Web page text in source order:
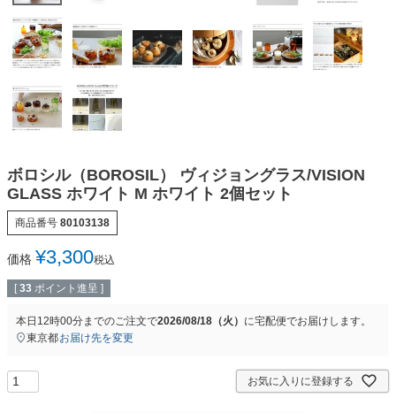
ボロシル（BOROSIL） ヴィジョングラス/VISION
GLASS ホワイト M ホワイト 2個セット
商品番号 80103138
価格 ¥3,300税込
[ 33 ポイント進呈 ]
本日 12時00分までのご注文で2026/08/18（火） に宅配便でお届けします。
東京都お届け先を変更
お気に入りに登録する